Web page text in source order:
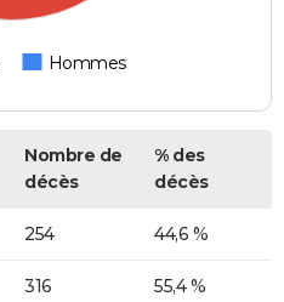
Hommes
Nombre de
décès
% des
décès
254 44,6 %
316 55,4 %